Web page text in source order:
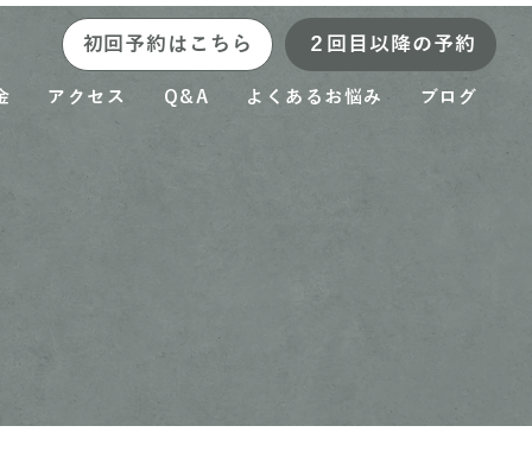
初回予約はこちら ２回目以降の予約
アクセス Q&A よくあるお悩み ブログ